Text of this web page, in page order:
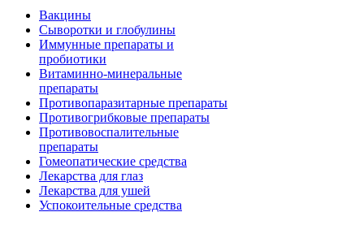
Вакцины
Сыворотки и глобулины
Иммунные препараты и
пробиотики
Витаминно-минеральные
препараты
Противопаразитарные препараты
Противогрибковые препараты
Противовоспалительные
препараты
Гомеопатические средства
Лекарства для глаз
Лекарства для ушей
Успокоительные средства